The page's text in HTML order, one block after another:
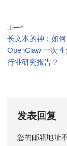
上一个
长文本的神：如何
OpenClaw 一次性
行业研究报告？
发表回复
您的邮箱地址